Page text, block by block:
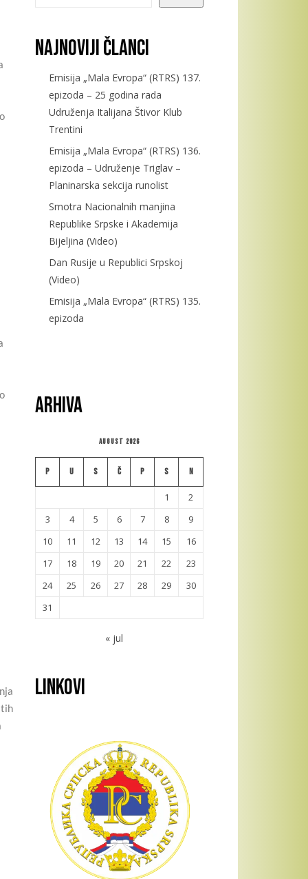
Najnoviji članci
Emisija „Mala Evropa“ (RTRS) 137.
epizoda – 25 godina rada
Udruženja Italijana Štivor Klub
Trentini
Emisija „Mala Evropa“ (RTRS) 136.
epizoda – Udruženje Triglav –
Planinarska sekcija runolist
Smotra Nacionalnih manjina
Republike Srpske i Akademija
Bijeljina (Video)
Dan Rusije u Republici Srpskoj
(Video)
Emisija „Mala Evropa“ (RTRS) 135.
epizoda
Arhiva
August 2026
P U S Č P S N
1
2
3
4 5 6 7 8
9
10
11 12 13 14 15
16
17
18 19 20 21 22
23
24
25 26 27 28 29
30
31
« jul
Linkovi